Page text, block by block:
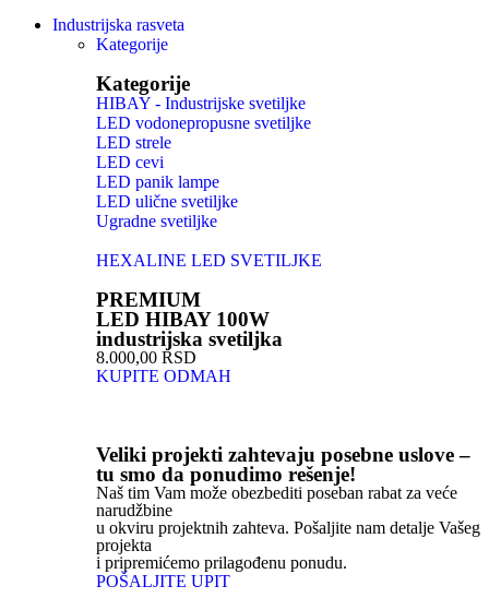
Industrijska rasveta
Kategorije
Kategorije
HIBAY - Industrijske svetiljke
LED vodonepropusne svetiljke
LED strele
LED cevi
LED panik lampe
LED ulične svetiljke
Ugradne svetiljke
HEXALINE LED SVETILJKE
PREMIUM
LED HIBAY 100W
industrijska svetiljka
8.000,00 RSD
KUPITE ODMAH
Veliki projekti zahtevaju posebne uslove –
tu smo da ponudimo rešenje!
Naš tim Vam može obezbediti poseban rabat za veće
narudžbine
u okviru projektnih zahteva. Pošaljite nam detalje Vašeg
projekta
i pripremićemo prilagođenu ponudu.
POŠALJITE UPIT